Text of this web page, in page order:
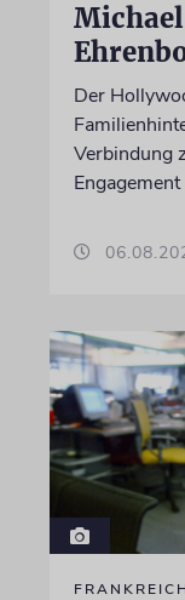
Der
Verbindung